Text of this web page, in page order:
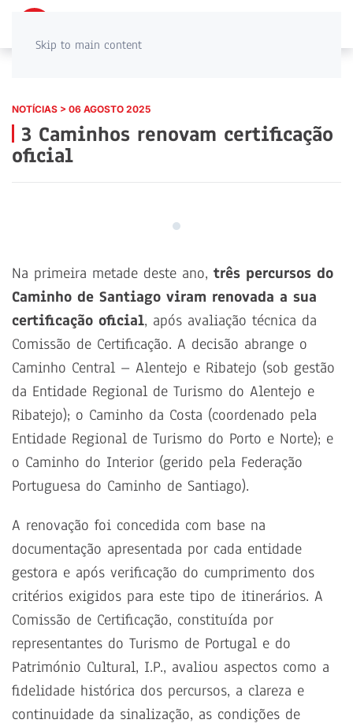
Skip to main content
NOTÍCIAS > 06 AGOSTO 2025
3 Caminhos renovam certificação
oficial
Na primeira metade deste ano, três percursos do
Caminho de Santiago viram renovada a sua
certificação oficial, após avaliação técnica da
Comissão de Certificação. A decisão abrange o
Caminho Central – Alentejo e Ribatejo (sob gestão
da Entidade Regional de Turismo do Alentejo e
Ribatejo); o Caminho da Costa (coordenado pela
Entidade Regional de Turismo do Porto e Norte); e
o Caminho do Interior (gerido pela Federação
Portuguesa do Caminho de Santiago).
A renovação foi concedida com base na
documentação apresentada por cada entidade
gestora e após verificação do cumprimento dos
critérios exigidos para este tipo de itinerários. A
Comissão de Certificação, constituída por
representantes do Turismo de Portugal e do
Património Cultural, I.P., avaliou aspectos como a
fidelidade histórica dos percursos, a clareza e
continuidade da sinalização, as condições de